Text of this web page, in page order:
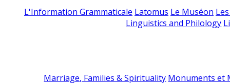
L'Information Grammaticale Latomus Le Muséon
Linguistics and Philology
Marriage, Families & Spirituality Monuments et